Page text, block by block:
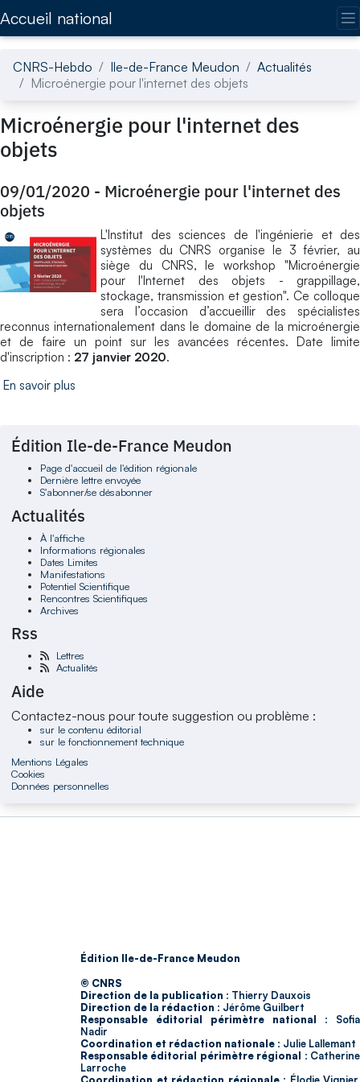
Accueil national
CNRS-Hebdo Ile-de-France Meudon
Actualités
Microénergie pour l'internet des objets
Microénergie pour l'internet des
objets
09/01/2020 - Microénergie pour l'internet des
objets
L'Institut des sciences de l'ingénierie et des
systèmes du CNRS organise le 3 février, au
siège du CNRS, le workshop "Microénergie
pour l'Internet des objets - grappillage,
stockage, transmission et gestion". Ce colloque
sera l’occasion d’accueillir des spécialistes
reconnus internationalement dans le domaine de la microénergie
et de faire un point sur les avancées récentes. Date limite
d'inscription : 27 janvier 2020.
En savoir plus
Édition Ile-de-France Meudon
Page d'accueil de l'édition régionale
Dernière lettre envoyée
S'abonner/se désabonner
Actualités
À l'affiche
Informations régionales
Dates Limites
Manifestations
Potentiel Scientifique
Rencontres Scientifiques
Archives
Rss
Lettres
Actualités
Aide
Contactez-nous pour toute suggestion ou problème :
sur le contenu éditorial
sur le fonctionnement technique
Mentions Légales
Cookies
Données personnelles
Édition Ile-de-France Meudon
© CNRS
Direction de la publication : Thierry Dauxois
Direction de la rédaction : Jérôme Guilbert
Responsable éditorial périmètre national : Sofia
Nadir
Coordination et rédaction nationale : Julie Lallemant
Responsable éditorial périmètre régional : Catherine
Larroche